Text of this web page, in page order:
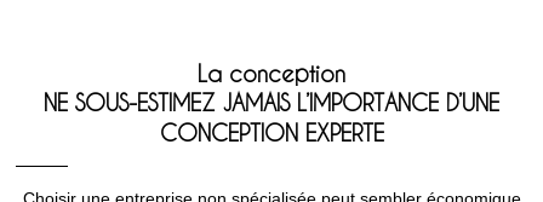
La conception
NE SOUS-ESTIMEZ JAMAIS L’IMPORTANCE D’UNE
CONCEPTION EXPERTE